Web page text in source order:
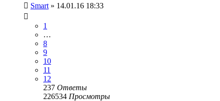
Smart » 14.01.16 18:33
1
…
8
9
10
11
12
237 Ответы
226534 Просмотры